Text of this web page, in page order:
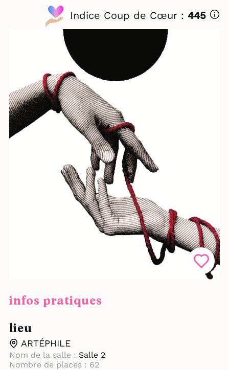
Indice Coup de Cœur : 445
infos pratiques
lieu
ARTÉPHILE
Nom de la salle : Salle 2
Nombre de places : 62